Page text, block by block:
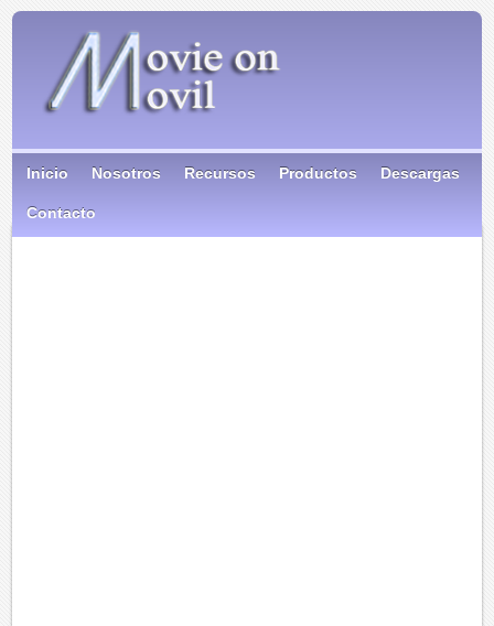
Inicio Nosotros Recursos Productos Descargas
Contacto